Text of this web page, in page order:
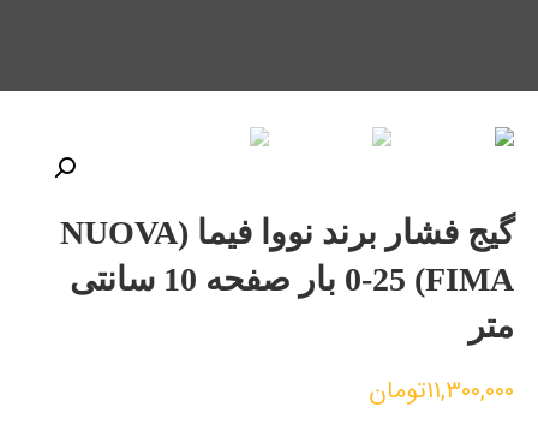
گیج فشار برند نووا فیما (NUOVA
FIMA) 0-25 بار صفحه 10 سانتی
متر
۱۱,۳۰۰,۰۰۰تومان